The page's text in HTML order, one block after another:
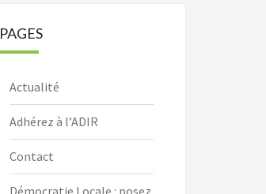
PAGES
Actualité
Adhérez à l’ADIR
Contact
Démocratie Locale : posez